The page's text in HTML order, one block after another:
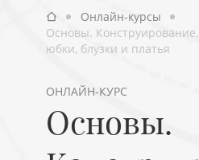
Онлайн-курсы
Основы.
юбки, блузки и платья
ОНЛАЙН-КУРС
Основы.